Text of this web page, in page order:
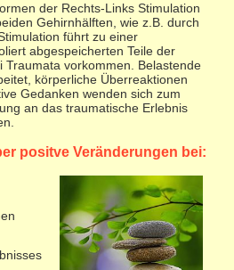
der Rechts-Links Stimulation
Gehirnhälften, wie z.B. durch
führt zu einer
abgespeicherten Teile der
Traumata vorkommen. Belastende
körperliche Überreaktionen
Gedanken wenden sich zum
an das traumatische Erlebnis
positve Veränderungen bei: